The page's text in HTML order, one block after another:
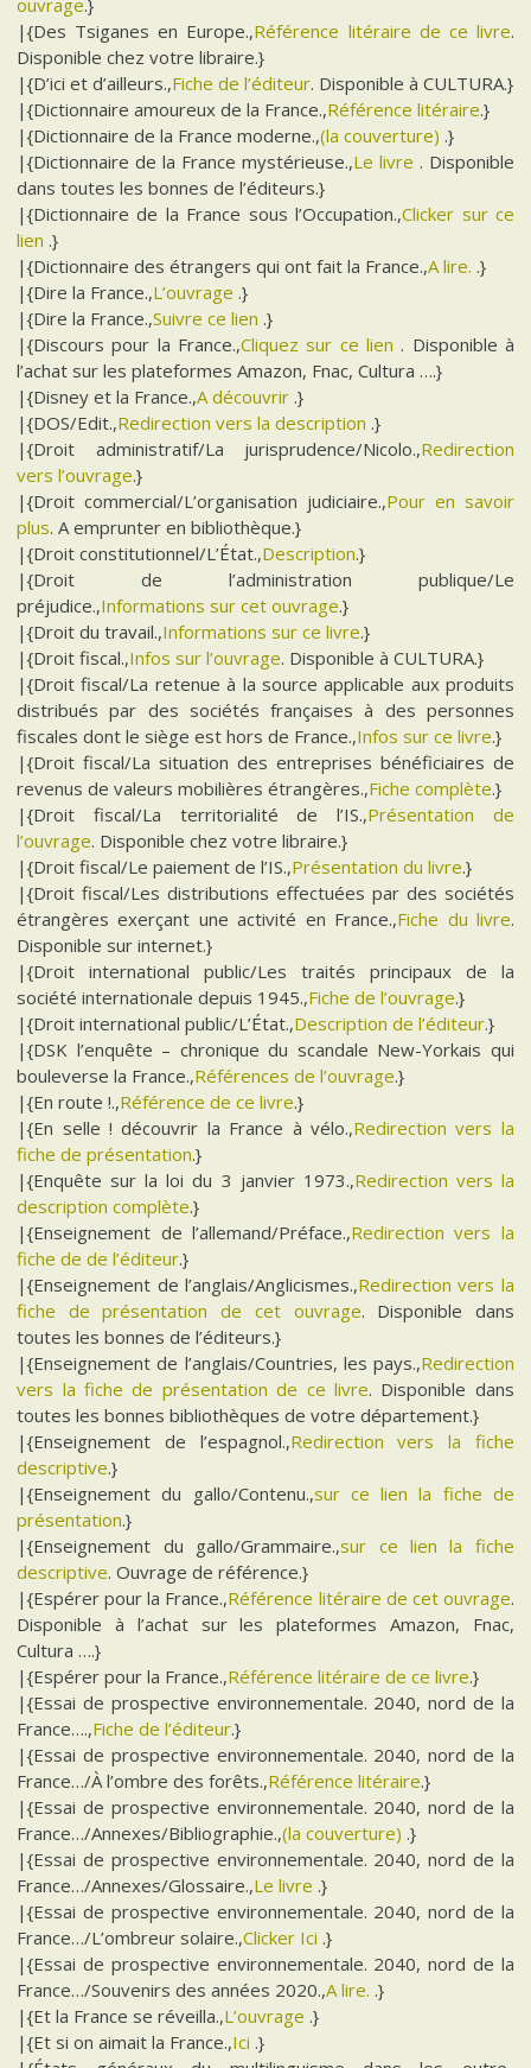
ouvrage.}
|{Des Tsiganes en Europe.,Référence litéraire de ce livre.
Disponible chez votre libraire.}
|{D’ici et d’ailleurs.,Fiche de l’éditeur. Disponible à CULTURA.}
|{Dictionnaire amoureux de la France.,Référence litéraire.}
|{Dictionnaire de la France moderne.,(la couverture) .}
|{Dictionnaire de la France mystérieuse.,Le livre . Disponible
dans toutes les bonnes de l’éditeurs.}
|{Dictionnaire de la France sous l’Occupation.,Clicker sur ce
lien .}
|{Dictionnaire des étrangers qui ont fait la France.,A lire. .}
|{Dire la France.,L’ouvrage .}
|{Dire la France.,Suivre ce lien .}
|{Discours pour la France.,Cliquez sur ce lien . Disponible à
l’achat sur les plateformes Amazon, Fnac, Cultura ….}
|{Disney et la France.,A découvrir .}
|{DOS/Edit.,Redirection vers la description .}
|{Droit administratif/La jurisprudence/Nicolo.,Redirection
vers l’ouvrage.}
|{Droit commercial/L’organisation judiciaire.,Pour en savoir
plus. A emprunter en bibliothèque.}
|{Droit constitutionnel/L’État.,Description.}
|{Droit de l’administration publique/Le
préjudice.,Informations sur cet ouvrage.}
|{Droit du travail.,Informations sur ce livre.}
|{Droit fiscal.,Infos sur l’ouvrage. Disponible à CULTURA.}
|{Droit fiscal/La retenue à la source applicable aux produits
distribués par des sociétés françaises à des personnes
fiscales dont le siège est hors de France.,Infos sur ce livre.}
|{Droit fiscal/La situation des entreprises bénéficiaires de
revenus de valeurs mobilières étrangères.,Fiche complète.}
|{Droit fiscal/La territorialité de l’IS.,Présentation de
l’ouvrage. Disponible chez votre libraire.}
|{Droit fiscal/Le paiement de l’IS.,Présentation du livre.}
|{Droit fiscal/Les distributions effectuées par des sociétés
étrangères exerçant une activité en France.,Fiche du livre.
Disponible sur internet.}
|{Droit international public/Les traités principaux de la
société internationale depuis 1945.,Fiche de l’ouvrage.}
|{Droit international public/L’État.,Description de l’éditeur.}
|{DSK l’enquête – chronique du scandale New-Yorkais qui
bouleverse la France.,Références de l’ouvrage.}
|{En route !.,Référence de ce livre.}
|{En selle ! découvrir la France à vélo.,Redirection vers la
fiche de présentation.}
|{Enquête sur la loi du 3 janvier 1973.,Redirection vers la
description complète.}
|{Enseignement de l’allemand/Préface.,Redirection vers la
fiche de de l’éditeur.}
|{Enseignement de l’anglais/Anglicismes.,Redirection vers la
fiche de présentation de cet ouvrage. Disponible dans
toutes les bonnes de l’éditeurs.}
|{Enseignement de l’anglais/Countries, les pays.,Redirection
vers la fiche de présentation de ce livre. Disponible dans
toutes les bonnes bibliothèques de votre département.}
|{Enseignement de l’espagnol.,Redirection vers la fiche
descriptive.}
|{Enseignement du gallo/Contenu.,sur ce lien la fiche de
présentation.}
|{Enseignement du gallo/Grammaire.,sur ce lien la fiche
descriptive. Ouvrage de référence.}
|{Espérer pour la France.,Référence litéraire de cet ouvrage.
Disponible à l’achat sur les plateformes Amazon, Fnac,
Cultura ….}
|{Espérer pour la France.,Référence litéraire de ce livre.}
|{Essai de prospective environnementale. 2040, nord de la
France….,Fiche de l’éditeur.}
|{Essai de prospective environnementale. 2040, nord de la
France…/À l’ombre des forêts.,Référence litéraire.}
|{Essai de prospective environnementale. 2040, nord de la
France…/Annexes/Bibliographie.,(la couverture) .}
|{Essai de prospective environnementale. 2040, nord de la
France…/Annexes/Glossaire.,Le livre .}
|{Essai de prospective environnementale. 2040, nord de la
France…/L’ombreur solaire.,Clicker Ici .}
|{Essai de prospective environnementale. 2040, nord de la
France…/Souvenirs des années 2020.,A lire. .}
|{Et la France se réveilla.,L’ouvrage .}
|{Et si on aimait la France.,Ici .}